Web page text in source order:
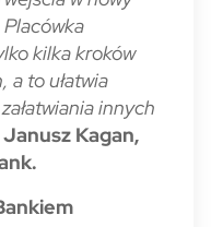
kilka kroków
a to ułatwia
innych
Janusz Kagan,